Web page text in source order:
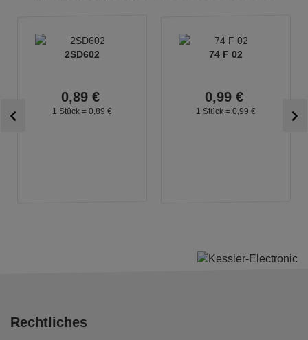
2SD602
0,89 €
1 Stück = 0, 89 €
74 F 02
0,99 €
1 Stück = 0, 99 €
Rechtliches